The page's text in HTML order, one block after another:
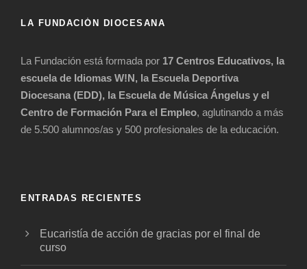
LA FUNDACIÓN DIOCESANA
La Fundación está formada por 17 Centros Educativos, la
escuela de Idiomas W!N, la Escuela Deportiva
Diocesana (EDD), la Escuela de Música Ángelus y el
Centro de Formación Para el Empleo, aglutinando a más
de 5.500 alumnos/as y 500 profesionales de la educación.
ENTRADAS RECIENTES
Eucaristía de acción de gracias por el final de
curso